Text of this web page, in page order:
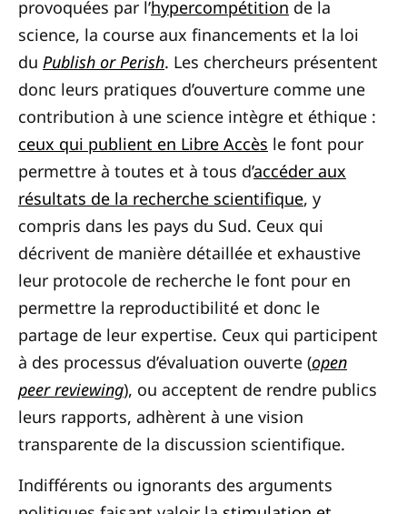
provoquées par l’hypercompétition de la
science, la course aux financements et la loi
du Publish or Perish. Les chercheurs présentent
donc leurs pratiques d’ouverture comme une
contribution à une science intègre et éthique :
ceux qui publient en Libre Accès le font pour
permettre à toutes et à tous d’accéder aux
résultats de la recherche scientifique, y
compris dans les pays du Sud. Ceux qui
décrivent de manière détaillée et exhaustive
leur protocole de recherche le font pour en
permettre la reproductibilité et donc le
partage de leur expertise. Ceux qui participent
à des processus d’évaluation ouverte (open
peer reviewing), ou acceptent de rendre publics
leurs rapports, adhèrent à une vision
transparente de la discussion scientifique.
Indifférents ou ignorants des arguments